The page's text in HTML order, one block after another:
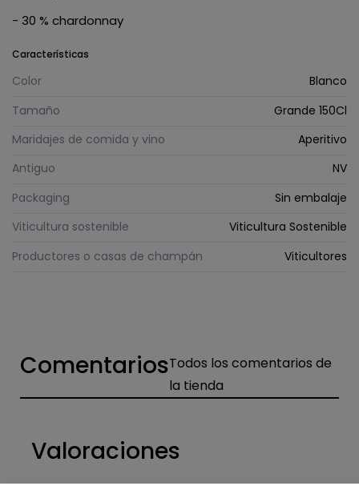
- 30 % chardonnay
Características
Color
Blanco
Tamaño
Grande 150Cl
Maridajes de comida y vino
Aperitivo
Antiguo
NV
Packaging
Sin embalaje
Viticultura sostenible
Viticultura Sostenible
Productores o casas de champán
Viticultores
ComentariosTodos los comentarios de
la tienda
Valoraciones